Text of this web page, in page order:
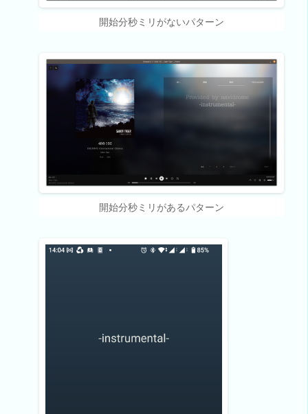
開始分秒ミリがないパターン
開始分秒ミリがあるパターン